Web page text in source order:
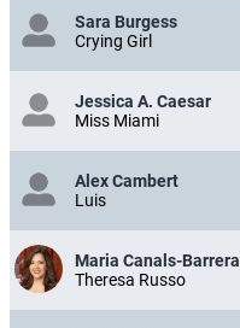
Sara Burgess
Crying Girl
Jessica A. Caesar
Miss Miami
Alex Cambert
Luis
Maria Canals-Barrera
Theresa Russo